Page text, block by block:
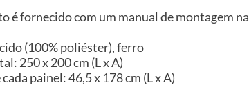
é fornecido com um manual de montagem
(100% poliéster), ferro
250 x 200 cm (L x A)
painel: 46,5 x 178 cm (L x A)